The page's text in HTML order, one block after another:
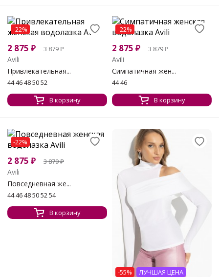
-22%
2 875 ₽ 3 879₽
Avili
Привлекательная...
44 46 48 50 52
В корзину
-22%
2 875 ₽ 3 879₽
Avili
Симпатичная жен...
44 46
В корзину
-22%
2 875 ₽ 3 879₽
Avili
Повседневная же...
44 46 48 50 52 54
В корзину
-55% ЛУЧШАЯ ЦЕНА